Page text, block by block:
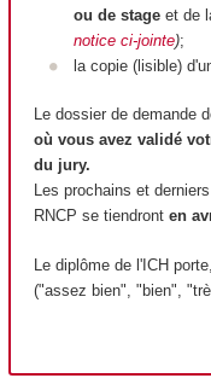
ou de stage et de
notice ci-jointe);
la copie (lisible)
Le dossier de demande
où vous avez validé
du jury.
Les prochains et
RNCP se tiendront en
Le diplôme de l'ICH
("assez bien", "bien",